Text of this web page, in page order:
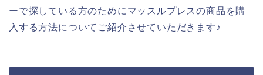
ーで探している方のためにマッスルプレスの商品を購
入する方法についてご紹介させていただきます♪